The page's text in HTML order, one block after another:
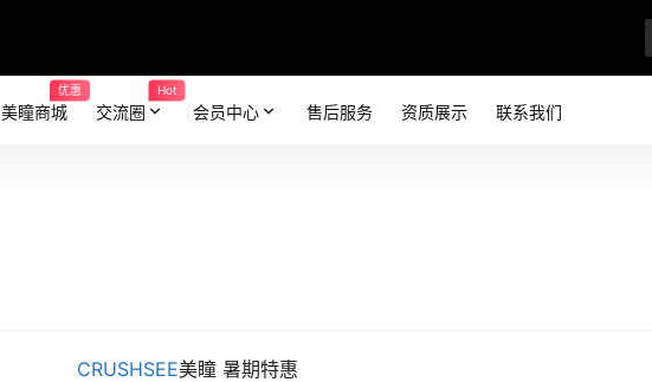
美瞳商城
优惠
交流圈
Hot
会员中心 售后服务 资质展示 联系我们
CRUSHSEE美瞳 暑期特惠